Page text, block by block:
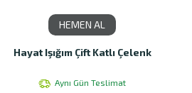
HEMEN AL
Hayat Işığım Çift Katlı Çelenk
Aynı Gün Teslimat